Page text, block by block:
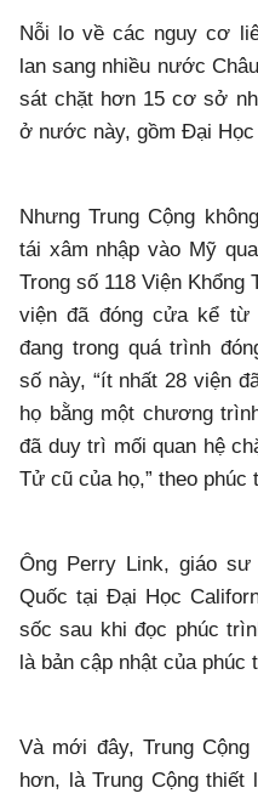
Nỗi lo về các nguy cơ
lan sang nhiều nước
sát chặt hơn 15 cơ sở
ở nước này, gồm Đại Học
Nhưng Trung Cộng
tái xâm nhập vào Mỹ
Trong số 118 Viện
viện đã đóng cửa kể từ
đang trong quá trình
số này, “ít nhất 28 viện
họ bằng một chương
đã duy trì mối quan hệ
Tử cũ của họ,” theo phúc
Ông Perry Link, giáo sư
Quốc tại Đại Học
sốc sau khi đọc phúc
là bản cập nhật của phúc
Và mới đây, Trung
hơn, là Trung Cộng thiết